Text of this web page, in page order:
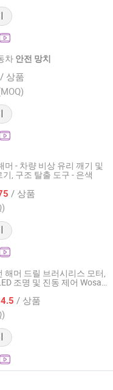
차 안전 망치
/ 상품 CO., LTD
머 - 차량 비상 유리 깨기 및
기, 구조 탈출 도구 - 은색
/ 상품
2022
해머 드릴 브러시리스 모터,
조명 및 진동 제어 Wosai
/ 상품